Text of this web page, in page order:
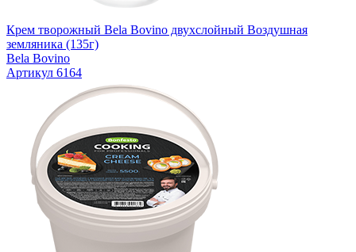
Крем творожный Bela Bovino двухслойный Воздушная
земляника (135г)
Bela Bovino
Артикул 6164